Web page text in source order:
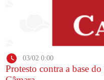
03/02 0:00
Protesto contra a base